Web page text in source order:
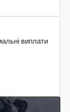
виплати